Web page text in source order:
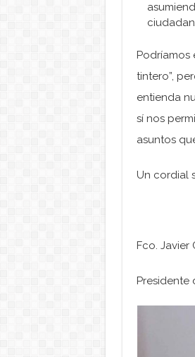
Podríamos
tintero”,
entienda
sí nos
asuntos
Un cordial
Fco. Javier
Presidente